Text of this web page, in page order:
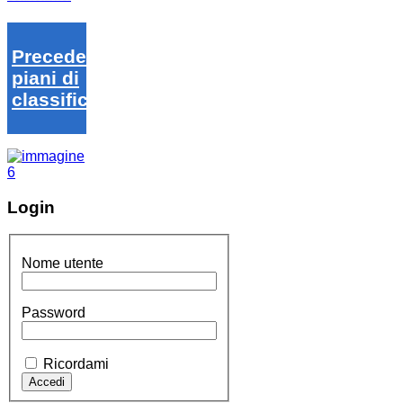
Precedenti
piani di
classifica
Login
Nome utente
Password
Ricordami